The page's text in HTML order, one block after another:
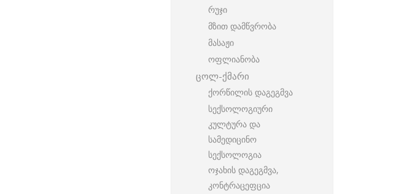
რუჯი
მზით დამწვრობა
მასაჟი
ოფლიანობა
ცოლ-ქმარი
ქორწილის დაგეგმვა
სექსოლოგიური
კულტურა და
სამედიცინო
სექსოლოგია
ოჯახის დაგეგმვა,
კონტრაცეფცია